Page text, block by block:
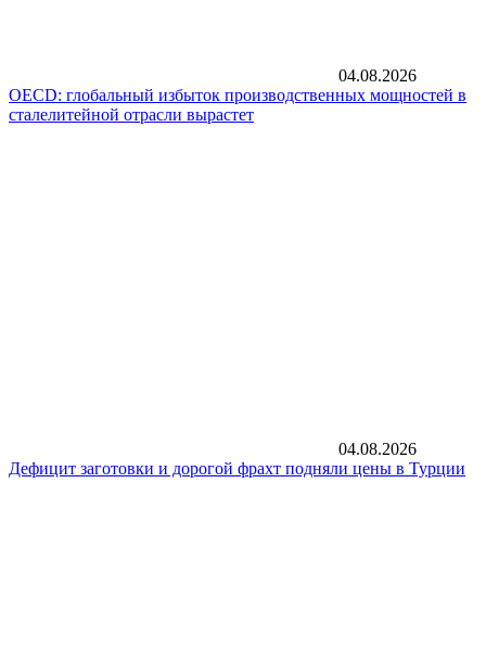
04.08.2026
OECD: глобальный избыток производственных мощностей в
сталелитейной отрасли вырастет
04.08.2026
Дефицит заготовки и дорогой фрахт подняли цены в Турции